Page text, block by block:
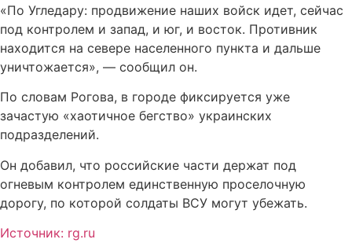
«По Угледару: продвижение наших войск идет, сейчас
под контролем и запад, и юг, и восток. Противник
находится на севере населенного пункта и дальше
уничтожается», — сообщил он.
По словам Рогова, в городе фиксируется уже
зачастую «хаотичное бегство» украинских
подразделений.
Он добавил, что российские части держат под
огневым контролем единственную проселочную
дорогу, по которой солдаты ВСУ могут убежать.
Источник: rg.ru